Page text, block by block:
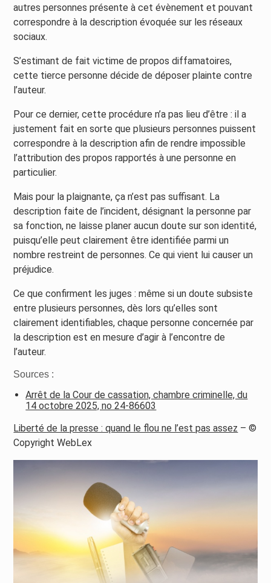
autres personnes présente à cet évènement et pouvant
correspondre à la description évoquée sur les réseaux
sociaux.
S’estimant de fait victime de propos diffamatoires,
cette tierce personne décide de déposer plainte contre
l’auteur.
Pour ce dernier, cette procédure n’a pas lieu d’être : il a
justement fait en sorte que plusieurs personnes puissent
correspondre à la description afin de rendre impossible
l’attribution des propos rapportés à une personne en
particulier.
Mais pour la plaignante, ça n’est pas suffisant. La
description faite de l’incident, désignant la personne par
sa fonction, ne laisse planer aucun doute sur son identité,
puisqu’elle peut clairement être identifiée parmi un
nombre restreint de personnes. Ce qui vient lui causer un
préjudice.
Ce que confirment les juges : même si un doute subsiste
entre plusieurs personnes, dès lors qu’elles sont
clairement identifiables, chaque personne concernée par
la description est en mesure d’agir à l’encontre de
l’auteur.
Sources :
Arrêt de la Cour de cassation, chambre criminelle, du
14 octobre 2025, no 24-86603
Liberté de la presse : quand le flou ne l’est pas assez – ©
Copyright WebLex